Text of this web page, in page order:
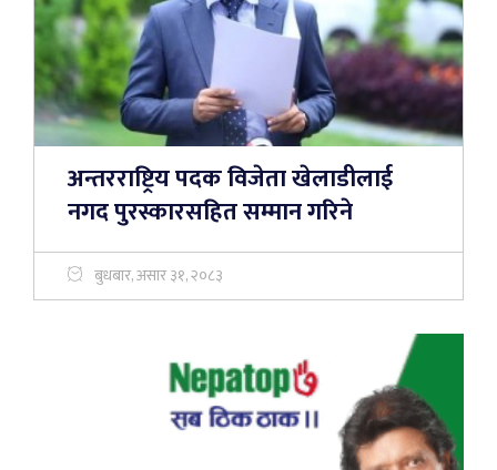
अन्तरराष्ट्रिय पदक विजेता खेलाडीलाई
नगद पुरस्कारसहित सम्मान गरिने
बुधबार, असार ३१, २०८३